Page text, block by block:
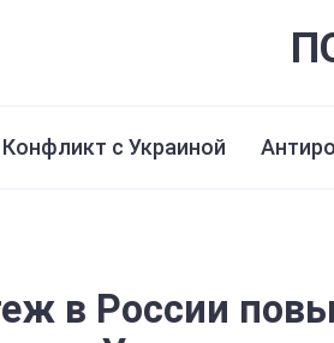
Конфликт с Украиной
в России